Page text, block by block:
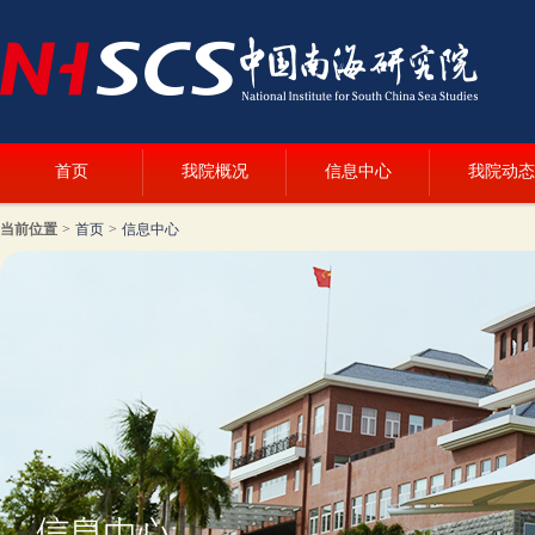
首页 我院概况 信息中心 我院动态
当前位置 > 首页 > 信息中心